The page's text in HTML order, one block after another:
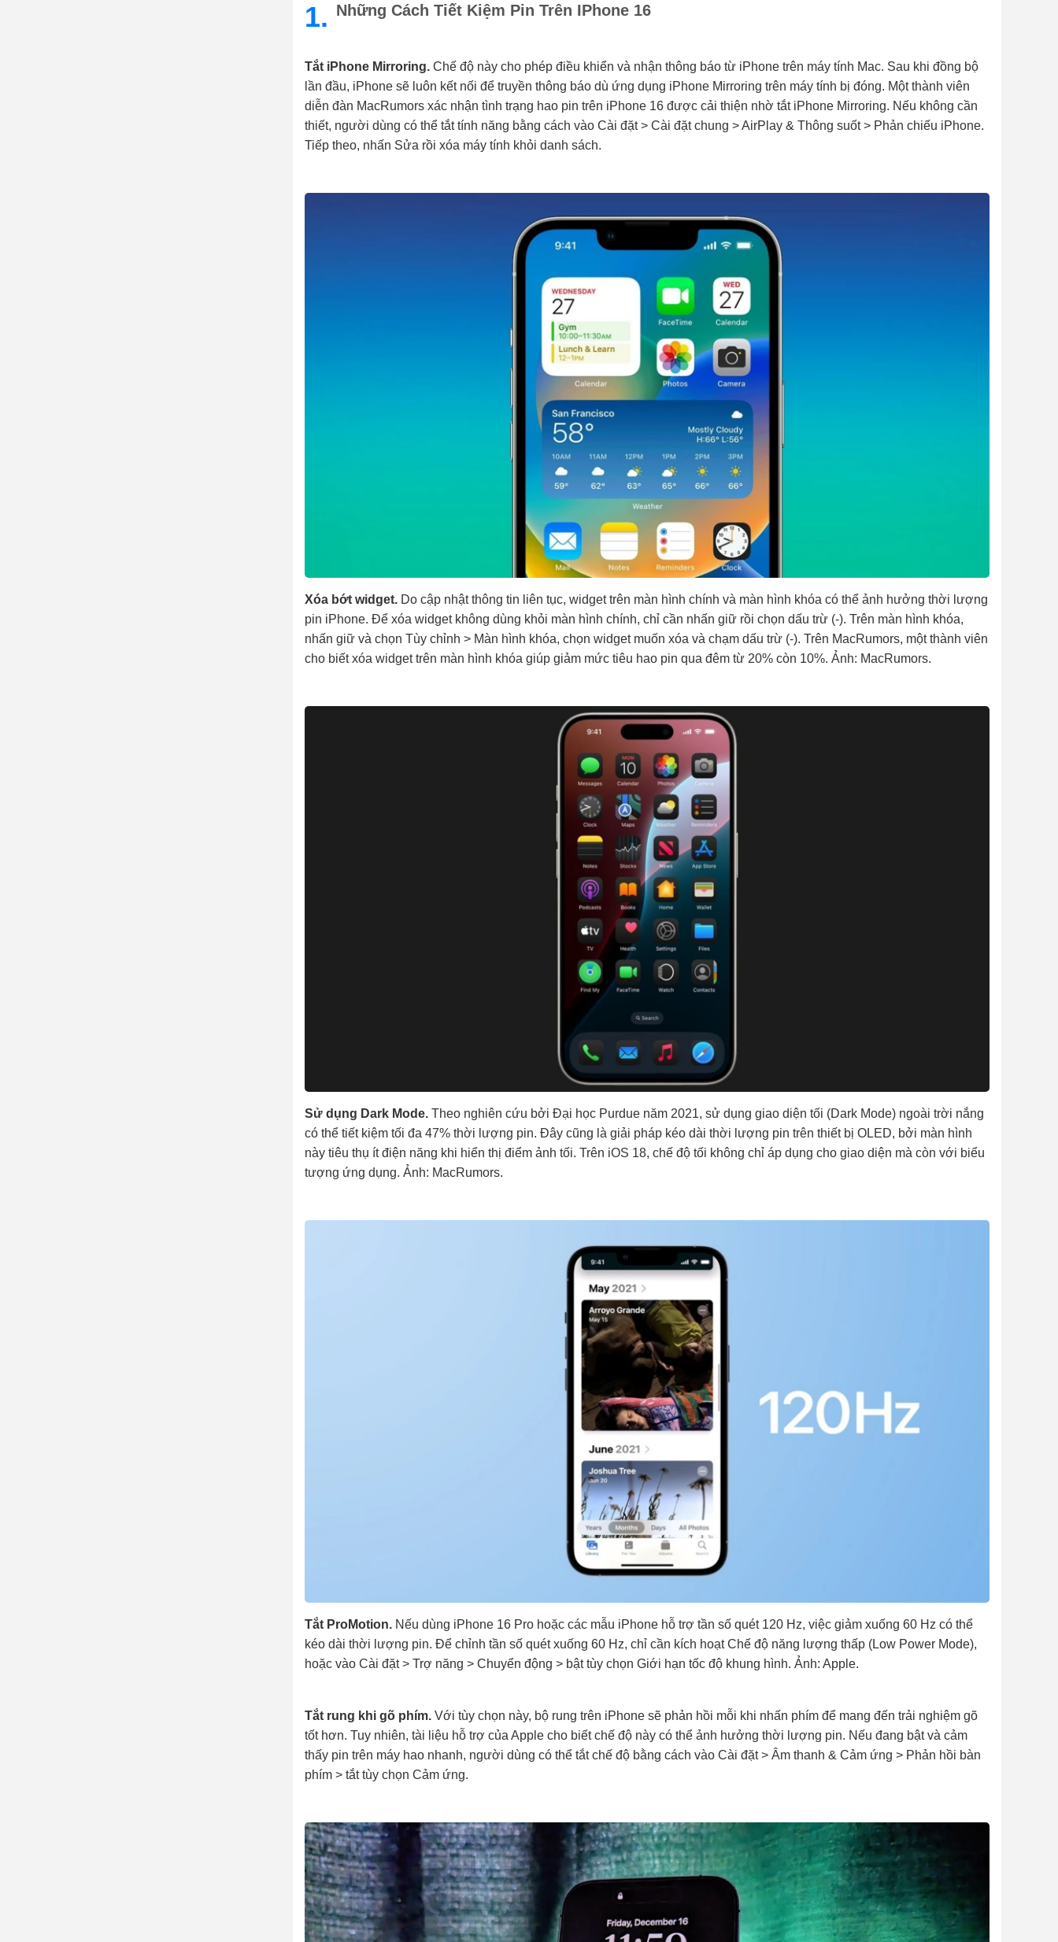
1. Những Cách Tiết Kiệm Pin Trên IPhone 16
Tắt iPhone Mirroring. Chế độ này cho phép điều khiển và nhận thông báo từ iPhone trên máy tính Mac. Sau khi đồng bộ
lần đầu, iPhone sẽ luôn kết nối để truyền thông báo dù ứng dụng iPhone Mirroring trên máy tính bị đóng. Một thành viên
diễn đàn MacRumors xác nhận tình trạng hao pin trên iPhone 16 được cải thiện nhờ tắt iPhone Mirroring. Nếu không cần
thiết, người dùng có thể tắt tính năng bằng cách vào Cài đặt > Cài đặt chung > AirPlay & Thông suốt > Phản chiếu iPhone.
Tiếp theo, nhấn Sửa rồi xóa máy tính khỏi danh sách.
Xóa bớt widget. Do cập nhật thông tin liên tục, widget trên màn hình chính và màn hình khóa có thể ảnh hưởng thời lượng
pin iPhone. Để xóa widget không dùng khỏi màn hình chính, chỉ cần nhấn giữ rồi chọn dấu trừ (-). Trên màn hình khóa,
nhấn giữ và chọn Tùy chỉnh > Màn hình khóa, chọn widget muốn xóa và chạm dấu trừ (-). Trên MacRumors, một thành viên
cho biết xóa widget trên màn hình khóa giúp giảm mức tiêu hao pin qua đêm từ 20% còn 10%. Ảnh: MacRumors.
Sử dụng Dark Mode. Theo nghiên cứu bởi Đại học Purdue năm 2021, sử dụng giao diện tối (Dark Mode) ngoài trời nắng
có thể tiết kiệm tối đa 47% thời lượng pin. Đây cũng là giải pháp kéo dài thời lượng pin trên thiết bị OLED, bởi màn hình
này tiêu thụ ít điện năng khi hiển thị điểm ảnh tối. Trên iOS 18, chế độ tối không chỉ áp dụng cho giao diện mà còn với biểu
tượng ứng dụng. Ảnh: MacRumors.
Tắt ProMotion. Nếu dùng iPhone 16 Pro hoặc các mẫu iPhone hỗ trợ tần số quét 120 Hz, việc giảm xuống 60 Hz có thể
kéo dài thời lượng pin. Để chỉnh tần số quét xuống 60 Hz, chỉ cần kích hoạt Chế độ năng lượng thấp (Low Power Mode),
hoặc vào Cài đặt > Trợ năng > Chuyển động > bật tùy chọn Giới hạn tốc độ khung hình. Ảnh: Apple.
Tắt rung khi gõ phím. Với tùy chọn này, bộ rung trên iPhone sẽ phản hồi mỗi khi nhấn phím để mang đến trải nghiệm gõ
tốt hơn. Tuy nhiên, tài liệu hỗ trợ của Apple cho biết chế độ này có thể ảnh hưởng thời lượng pin. Nếu đang bật và cảm
thấy pin trên máy hao nhanh, người dùng có thể tắt chế độ bằng cách vào Cài đặt > Âm thanh & Cảm ứng > Phản hồi bàn
phím > tắt tùy chọn Cảm ứng.